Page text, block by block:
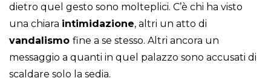
dietro quel gesto sono molteplici. C’è chi ha visto
una chiara intimidazione, altri un atto di
vandalismo fine a se stesso. Altri ancora un
messaggio a quanti in quel palazzo sono accusati di
scaldare solo la sedia.